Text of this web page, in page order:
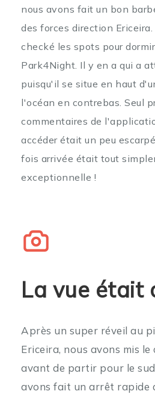
nous avons fait un bon
des forces direction Ericeira.
checké les spots pour
Park4Night. Il y en a qui a
puisqu'il se situe en haut
l'océan en contrebas. Seul
commentaires de
accéder était un peu
fois arrivée était tout
exceptionnelle !
La vue était
Après un super réveil au
Ericeira, nous avons mis le
avant de partir pour le
avons fait un arrêt rapide